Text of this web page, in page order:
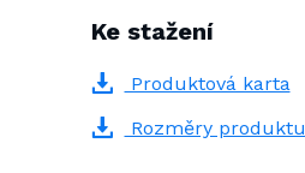
Ke stažení
Produktová karta
Rozměry produktu